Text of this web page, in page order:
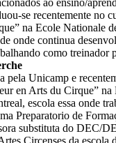
se recentemente no
na Ecole Nationale
onde continua
como treinador
pela Unicamp e
en Arts du Cirque”
escola essa onde
Preparatorio de
substituta do DEC/
Circenses da escola